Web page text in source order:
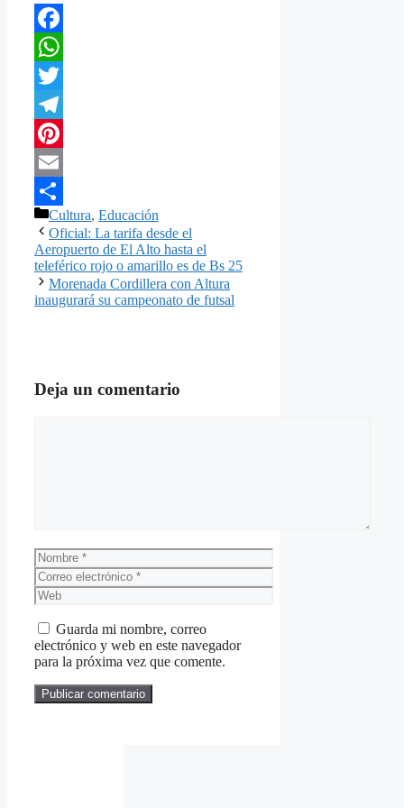
Facebook
WhatsApp
Twitter
Telegram
Pinterest
Email
Compartir
Categorías
Cultura, Educación
Oficial: La tarifa desde el
Aeropuerto de El Alto hasta el
teleférico rojo o amarillo es de Bs 25
Morenada Cordillera con Altura
inaugurará su campeonato de futsal
Deja un comentario
Nombre
Correo
electrónico
Web
Guarda mi nombre, correo
electrónico y web en este navegador
para la próxima vez que comente.